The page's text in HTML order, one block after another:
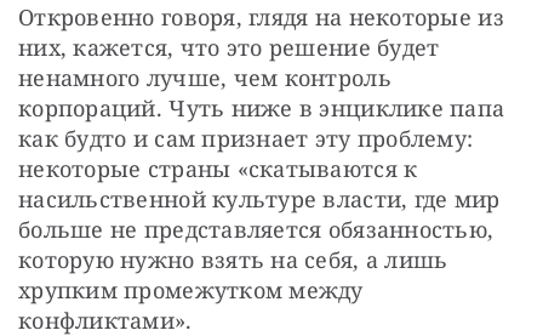
Откровенно говоря, глядя на некоторые из
них, кажется, что это решение будет
ненамного лучше, чем контроль
корпораций. Чуть ниже в энциклике папа
как будто и сам признает эту проблему:
некоторые страны «скатываются к
насильственной культуре власти, где мир
больше не представляется обязанностью,
которую нужно взять на себя, а лишь
хрупким промежутком между
конфликтами».